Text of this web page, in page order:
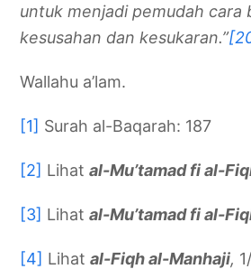
untuk menjadi pemudah cara
kesusahan dan kesukaran.”
Wallahu a’lam.
[1] Surah al-Baqarah: 187
[2] Lihatal-Mu’tamad fi al-
[3] Lihatal-Mu’tamad fi al-
[4] Lihatal-Fiqh al-Manhaji,